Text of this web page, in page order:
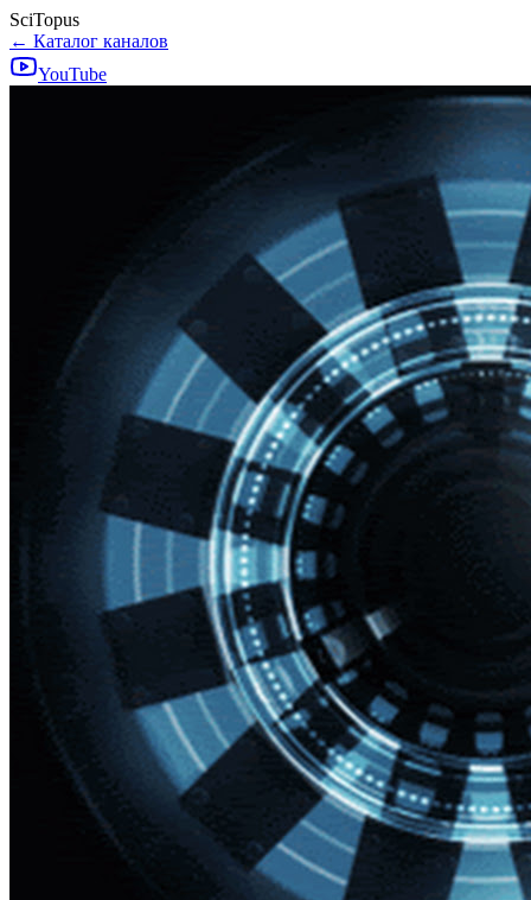
SciTopus
← Каталог каналов
YouTube